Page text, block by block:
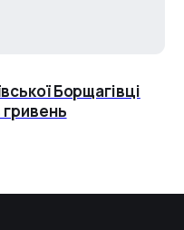
Борщагівці
гривень